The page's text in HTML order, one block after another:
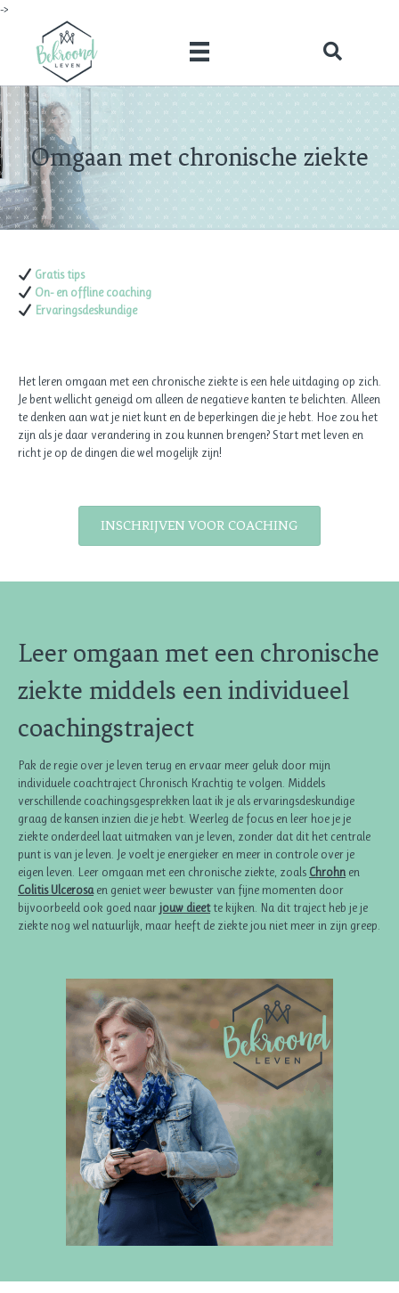
->
Omgaan met chronische ziekte
Gratis tips
On- en offline coaching
Ervaringsdeskundige
Het leren omgaan met een chronische ziekte is een hele uitdaging op zich.
Je bent wellicht geneigd om alleen de negatieve kanten te belichten. Alleen
te denken aan wat je niet kunt en de beperkingen die je hebt. Hoe zou het
zijn als je daar verandering in zou kunnen brengen? Start met leven en
richt je op de dingen die wel mogelijk zijn!
INSCHRIJVEN VOOR COACHING
Leer omgaan met een chronische
ziekte middels een individueel
coachingstraject
Pak de regie over je leven terug en ervaar meer geluk door mijn
individuele coachtraject Chronisch Krachtig te volgen. Middels
verschillende coachingsgesprekken laat ik je als ervaringsdeskundige
graag de kansen inzien die je hebt. Weerleg de focus en leer hoe je je
ziekte onderdeel laat uitmaken van je leven, zonder dat dit het centrale
punt is van je leven. Je voelt je energieker en meer in controle over je
eigen leven. Leer omgaan met een chronische ziekte, zoals Chrohn en
Colitis Ulcerosaen geniet weer bewuster van fijne momenten door
bijvoorbeeld ook goed naar jouw dieette kijken. Na dit traject heb je je
ziekte nog wel natuurlijk, maar heeft de ziekte jou niet meer in zijn greep.